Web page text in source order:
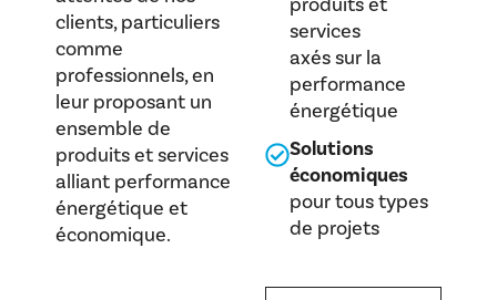
clients, particuliers
comme
professionnels, en
leur proposant un
ensemble de
produits et services
alliant performance
énergétique et
économique.
services
axés sur la
performance
énergétique
Solutions
économiques
pour tous types
de projets